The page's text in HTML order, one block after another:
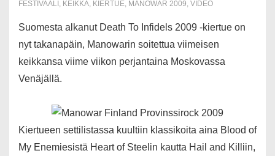
FESTIVAALI , KEIKKA, KIERTUE, MANOWAR 2009, VIDEO
Suomesta alkanut Death To Infidels 2009 -kiertue on
nyt takanapäin, Manowarin soitettua viimeisen
keikkansa viime viikon perjantaina Moskovassa
Venäjällä.
Kiertueen settilistassa kuultiin klassikoita aina Blood of
My Enemiesistä Heart of Steelin kautta Hail and Killiin,